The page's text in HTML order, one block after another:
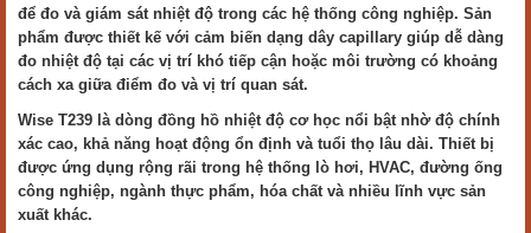
để đo và giám sát nhiệt độ trong các hệ thống công nghiệp. Sản
phẩm được thiết kế với cảm biến dạng dây capillary giúp dễ dàng
đo nhiệt độ tại các vị trí khó tiếp cận hoặc môi trường có khoảng
cách xa giữa điểm đo và vị trí quan sát.
Wise T239 là dòng đồng hồ nhiệt độ cơ học nổi bật nhờ độ chính
xác cao, khả năng hoạt động ổn định và tuổi thọ lâu dài. Thiết bị
được ứng dụng rộng rãi trong hệ thống lò hơi, HVAC, đường ống
công nghiệp, ngành thực phẩm, hóa chất và nhiều lĩnh vực sản
xuất khác.